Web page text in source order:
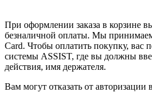
При оформлении заказа в корзине
безналичной оплаты. Мы
Card. Чтобы оплатить покупку, вас
системы ASSIST, где вы должны
действия, имя держателя.
Вам могут отказать от авторизации